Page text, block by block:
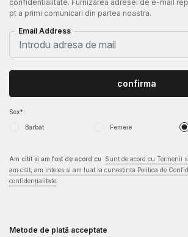
confidentialitate. Furnizarea adresei de e-mail
pt a primi comunicari din partea noastra.
Email Address
Sex*:
Barbat Femeie
confirma
Am citit si am fost de acord cu
Sunt de acord cu Termenii
am citit, am inteles si am luat la cunostinta Politica de
confidențialitate
Metode de plată acceptate